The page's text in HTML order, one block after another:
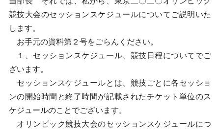
競技大会のセッションスケジュールについてご説明いた
します。
お手元の資料第２号をごらんください。
１、セッションスケジュール、競技日程についてでご
ざいます。
セッションスケジュールとは、競技ごとに各セッショ
ンの開始時間と終了時間が記載されたチケット単位のス
ケジュールのことでございます。
オリンピック競技大会のセッションスケジュールにつ